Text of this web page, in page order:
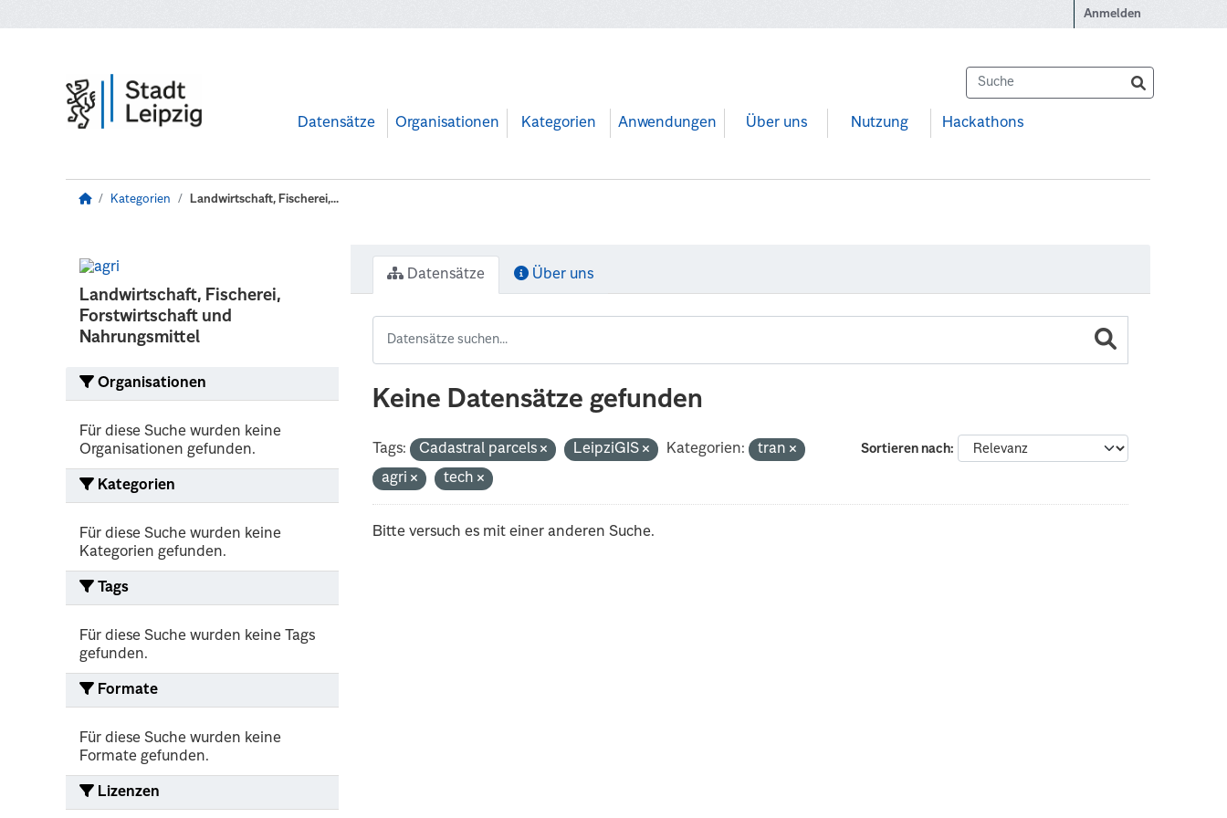
Anmelden
Datensätze Organisationen Kategorien Anwendungen Über uns Nutzung Hackathons
Kategorien Landwirtschaft, Fischerei,...
Landwirtschaft, Fischerei,
Forstwirtschaft und
Nahrungsmittel
Organisationen
Für diese Suche wurden keine
Organisationen gefunden.
Kategorien
Für diese Suche wurden keine
Kategorien gefunden.
Tags
Für diese Suche wurden keine Tags
gefunden.
Formate
Für diese Suche wurden keine
Formate gefunden.
Lizenzen
Datensätze Über uns
Keine Datensätze gefunden
Sortieren nach
Tags: Cadastral parcels LeipziGIS Kategorien:
tran
agri
tech
Bitte versuch es mit einer anderen Suche.